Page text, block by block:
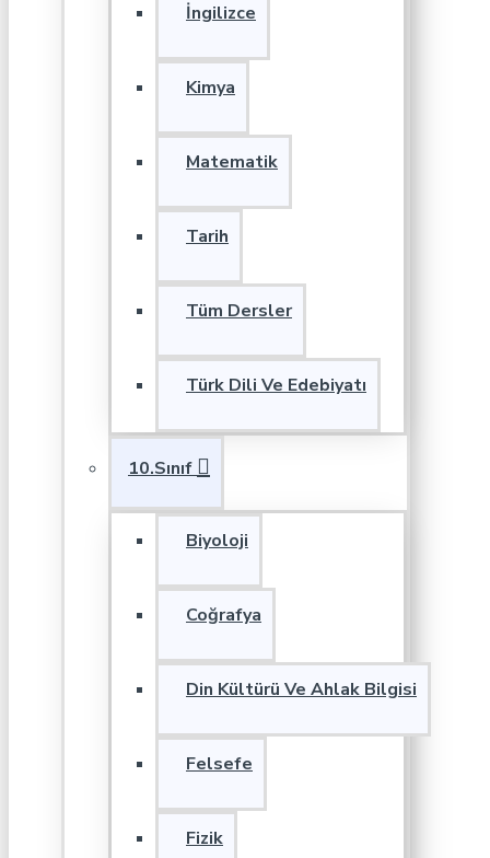
İngilizce
Kimya
Matematik
Tarih
Tüm Dersler
Türk Dili Ve Edebiyatı
10.Sınıf
Biyoloji
Coğrafya
Din Kültürü Ve Ahlak Bilgisi
Felsefe
Fizik